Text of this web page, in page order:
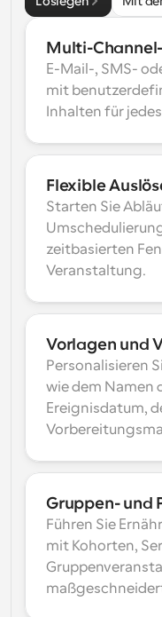
Multi-
E-Mail-, SMS-
mit
Inhalten für
Flexible
Starten Sie
zeitbasierten
Veranstaltung.
Vorlagen und
Personalisieren
wie dem Namen
Ereignisdatum,
Gruppen- und
Führen Sie
mit Kohorten,